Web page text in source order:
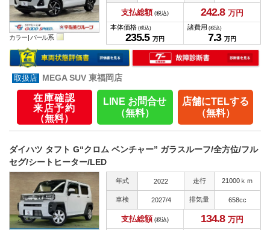
カラー | パール系
支払総額 (税込) 242.8 万円
本体価格 (税込)
235.5 万円
諸費用 (税込)
7.3 万円
MEGA SUV 東福岡店
在庫確認
来店予約
（無料）
LINE お問合せ
（無料）
店舗にTELする
（無料）
ダイハツ タフト G“クロム ベンチャー” ガラスルーフ/全方位/フル
セグ/シートヒーター/LED
年式 2022 走行 21000ｋｍ
車検 2027/4 排気量 658cc
支払総額 (税込) 134.8 万円